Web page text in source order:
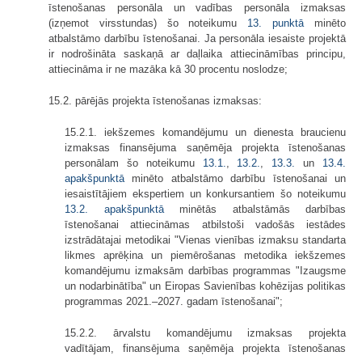
īstenošanas personāla un vadības personāla izmaksas
(izņemot virsstundas) šo noteikumu 13. punktā minēto
atbalstāmo darbību īstenošanai. Ja personāla iesaiste projektā
ir nodrošināta saskaņā ar daļlaika attiecināmības principu,
attiecināma ir ne mazāka kā 30 procentu noslodze;
15.2. pārējās projekta īstenošanas izmaksas:
15.2.1. iekšzemes komandējumu un dienesta braucienu
izmaksas finansējuma saņēmēja projekta īstenošanas
personālam šo noteikumu 13.1. 13.2. 13.3. un 13.4.
apakšpunktā minēto atbalstāmo darbību īstenošanai un
iesaistītājiem ekspertiem un konkursantiem šo noteikumu
13.2. apakšpunktāminētās atbalstāmās darbības
īstenošanai attiecināmas atbilstoši vadošās iestādes
izstrādātajai metodikai "Vienas vienības izmaksu standarta
likmes aprēķina un piemērošanas metodika iekšzemes
komandējumu izmaksām darbības programmas "Izaugsme
un nodarbinātība" un Eiropas Savienības kohēzijas politikas
programmas 2021.–2027. gadam īstenošanai";
15.2.2. ārvalstu komandējumu izmaksas projekta
vadītājam, finansējuma saņēmēja projekta īstenošanas